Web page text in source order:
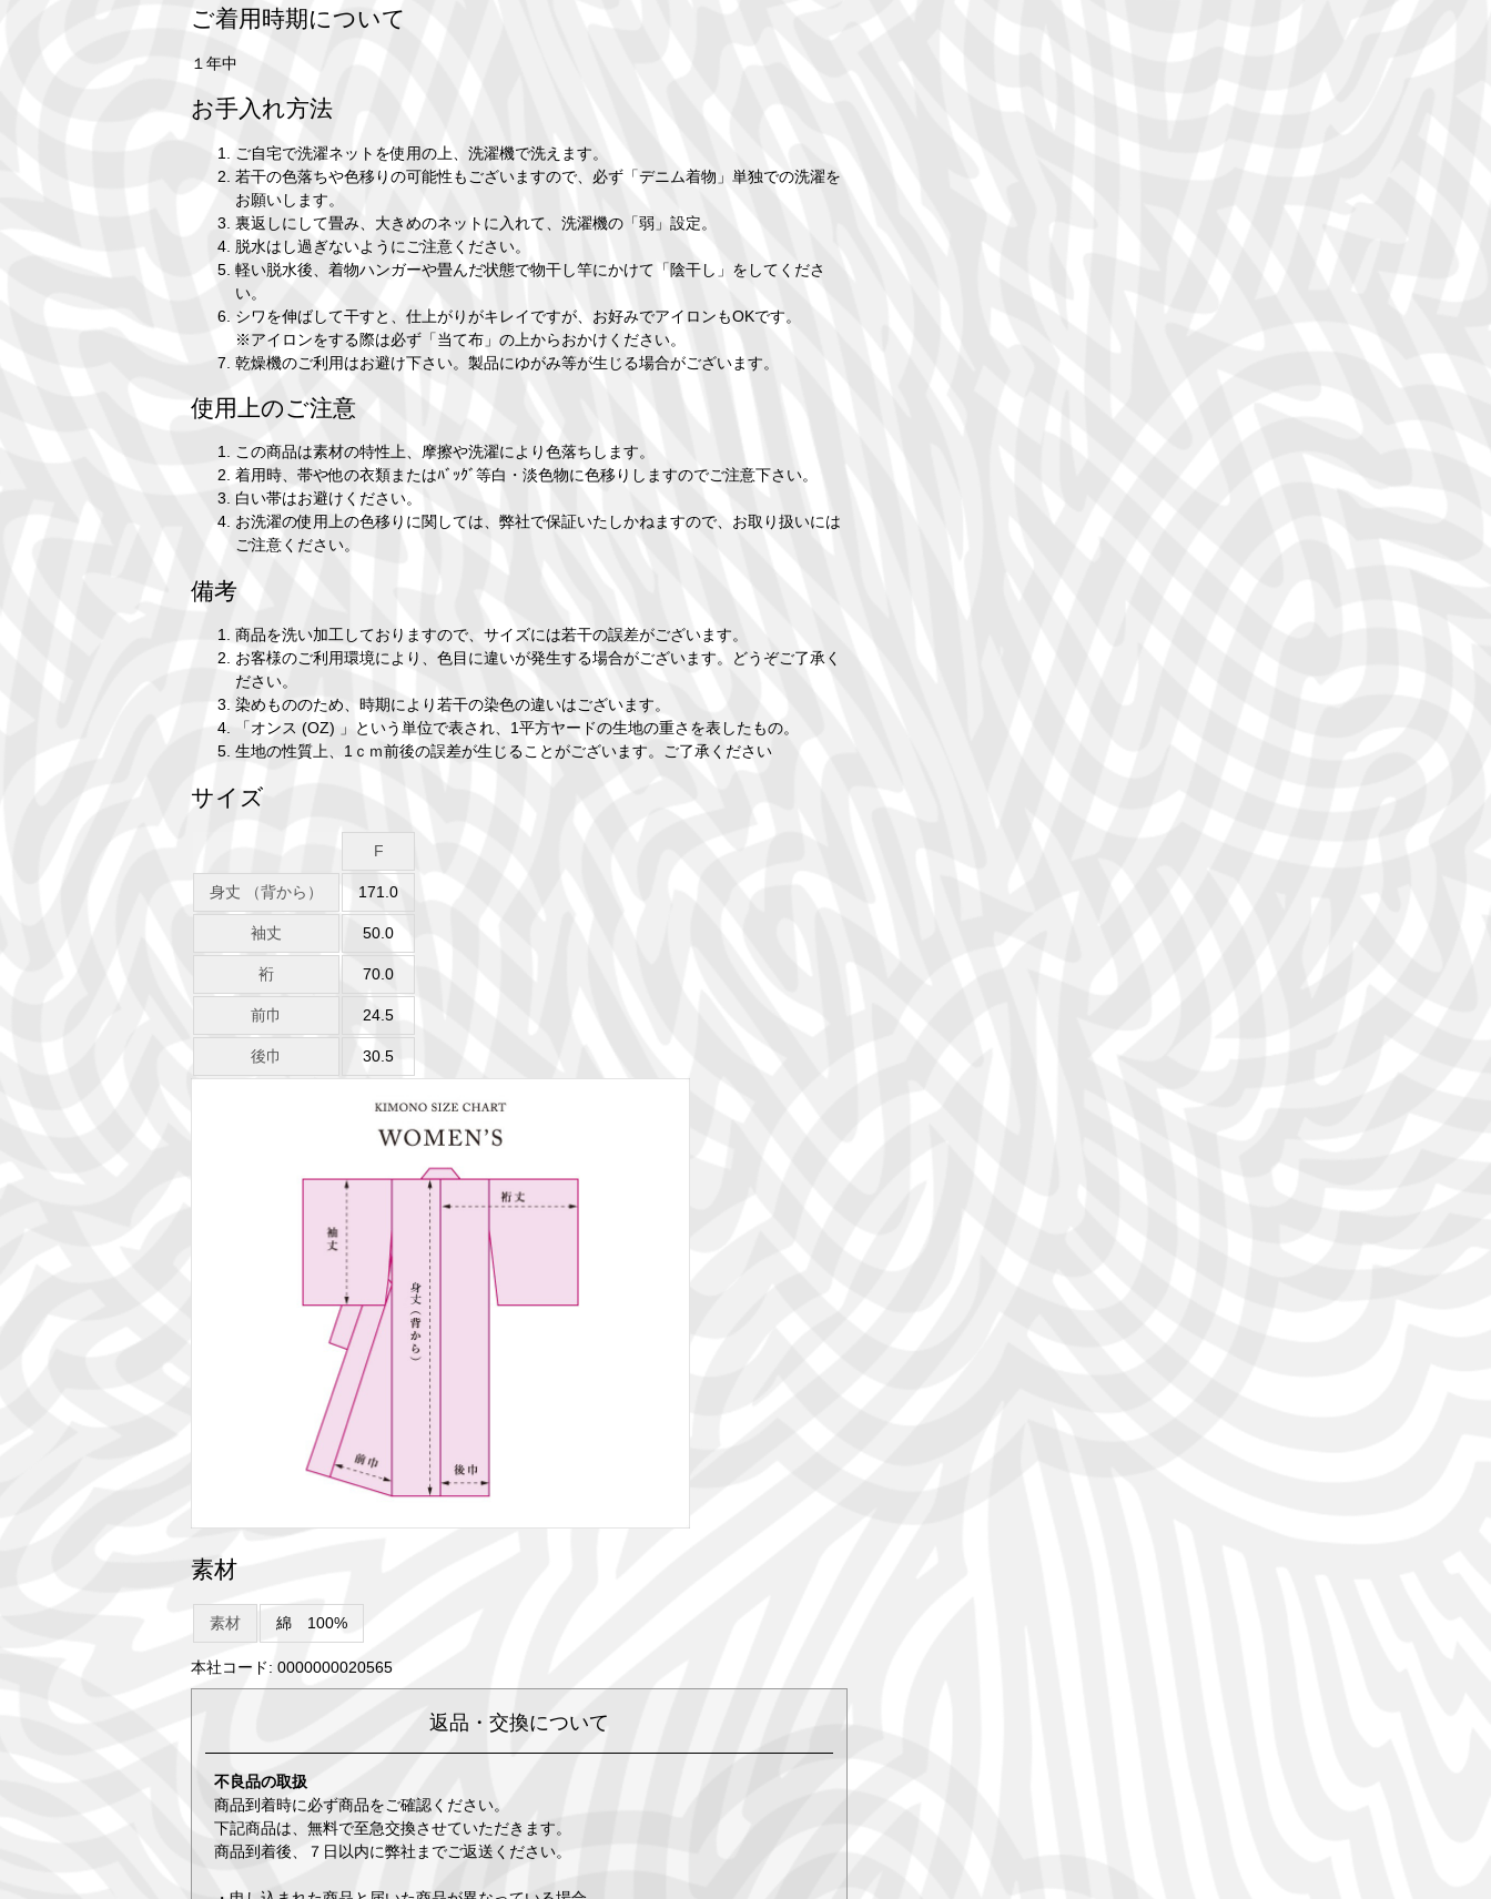
ご着用時期について
１年中
お手入れ方法
ご自宅で洗濯ネットを使用の上、洗濯機で洗えます。
若干の色落ちや色移りの可能性もございますので、必ず「デニム着物」単独での洗濯を
お願いします。
裏返しにして畳み、大きめのネットに入れて、洗濯機の「弱」設定。
脱水はし過ぎないようにご注意ください。
軽い脱水後、着物ハンガーや畳んだ状態で物干し竿にかけて「陰干し」をしてくださ
い。
シワを伸ばして干すと、仕上がりがキレイですが、お好みでアイロンもOKです。
※アイロンをする際は必ず「当て布」の上からおかけください。
乾燥機のご利用はお避け下さい。製品にゆがみ等が生じる場合がございます。
使用上のご注意
この商品は素材の特性上、摩擦や洗濯により色落ちします。
着用時、帯や他の衣類またはﾊﾞｯｸﾞ等白・淡色物に色移りしますのでご注意下さい。
白い帯はお避けください。
お洗濯の使用上の色移りに関しては、弊社で保証いたしかねますので、お取り扱いには
ご注意ください。
備考
商品を洗い加工しておりますので、サイズには若干の誤差がございます。
お客様のご利用環境により、色目に違いが発生する場合がございます。どうぞご了承く
ださい。
染めもののため、時期により若干の染色の違いはございます。
「オンス (OZ) 」という単位で表され、1平方ヤードの生地の重さを表したもの。
生地の性質上、1ｃｍ前後の誤差が生じることがございます。ご了承ください
サイズ
F
身丈 （背から） 171.0
袖丈 50.0
裄 70.0
前巾 24.5
後巾 30.5
素材
素材 綿 100%
本社コード: 0000000020565
返品・交換について
不良品の取扱
商品到着時に必ず商品をご確認ください。
下記商品は、無料で至急交換させていただきます。
商品到着後、７日以内に弊社までご返送ください。